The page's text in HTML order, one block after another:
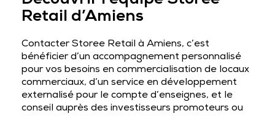
Retail d’Amiens
Contacter Storee Retail à Amiens, c’est
bénéficier d’un accompagnement personnalisé
pour vos besoins en commercialisation de locaux
commerciaux, d’un service en développement
externalisé pour le compte d’enseignes, et le
conseil auprès des investisseurs promoteurs ou